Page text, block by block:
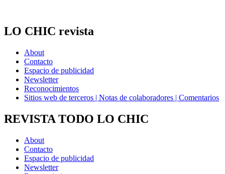
LO CHIC revista
About
Contacto
Espacio de publicidad
Newsletter
Reconocimientos
Sitios web de terceros | Notas de colaboradores | Comentarios
REVISTA TODO LO CHIC
About
Contacto
Espacio de publicidad
Newsletter